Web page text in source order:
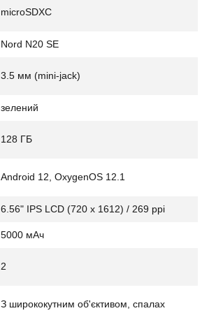
microSDXC
Nord N20 SE
3.5 мм (mini-jack)
зелений
128 ГБ
Android 12, OxygenOS 12.1
6.56" IPS LCD (720 x 1612) / 269 ppi
5000 мАч
2
З ширококутним об'єктивом, спалах